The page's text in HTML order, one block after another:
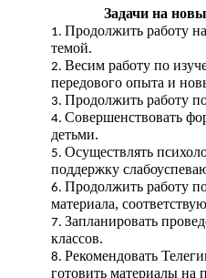
Задачи на
Продолжить работу
темой.
Весим работу по
передового опыта и
Продолжить работу
Совершенствовать
детьми.
Осуществлять
поддержку
Продолжить работу
материала,
Запланировать
классов.
Рекомендовать
готовить материалы на